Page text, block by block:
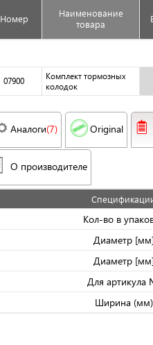
Номер
Наименование
товара
07900
Комплект тормозных
колодок
Аналоги(7) Original
О производителе
Кол-во в
Диаметр
Диаметр
Для
Ширина (мм)